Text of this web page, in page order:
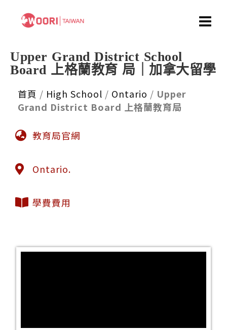
Upper Grand District School
Board 上格蘭教育 局｜加拿大留學
首頁 / High School / Ontario / Upper
Grand District Board 上格蘭教育局
教育局官網
Ontario.
學費費用